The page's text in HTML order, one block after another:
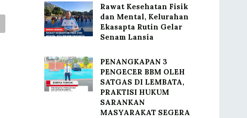
Rawat Kesehatan Fisik
dan Mental, Kelurahan
Ekasapta Rutin Gelar
Senam Lansia
PENANGKAPAN 3
PENGECER BBM OLEH
SATGAS DI LEMBATA,
PRAKTISI HUKUM
SARANKAN
MASYARAKAT SEGERA